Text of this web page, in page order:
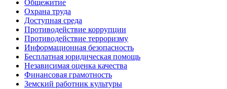
Общежитие
Охрана труда
Доступная среда
Противодействие коррупции
Противодействие терроризму
Информационная безопасность
Бесплатная юридическая помощь
Независимая оценка качества
Финансовая грамотность
Земский работник культуры